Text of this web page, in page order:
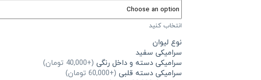
انتخاب کنید
نوع لیوان
سرامیکی سفید
سرامیکی دسته و داخل رنگی (+40,000 تومان)
سرامیکی دسته قلبی (+60,000 تومان)